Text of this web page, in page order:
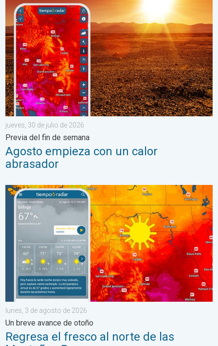
Agosto empieza con un calor abrasador. Previa del fin de
jueves, 30 de julio de 2026
Previa del fin de semana
Agosto empieza con un calor
abrasador
Regresa el fresco al norte de las Montañas Rocosas. Un
lunes, 3 de agosto de 2026
Un breve avance de otoño
Regresa el fresco al norte de las